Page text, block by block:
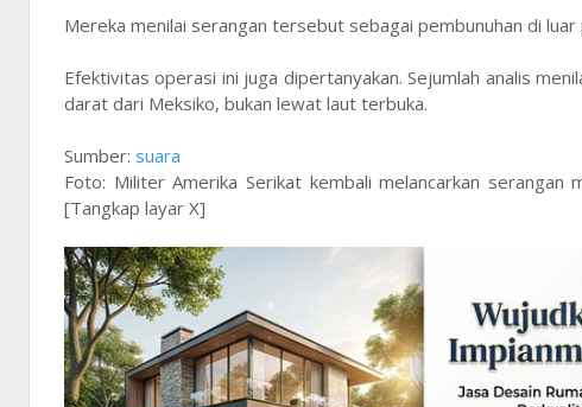
Mereka menilai serangan tersebut sebagai pembunuhan di
Efektivitas operasi ini juga dipertanyakan. Sejumlah analis
darat dari Meksiko, bukan lewat laut terbuka.
Sumber: suara
Foto: Militer Amerika Serikat kembali melancarkan
[Tangkap layar X]